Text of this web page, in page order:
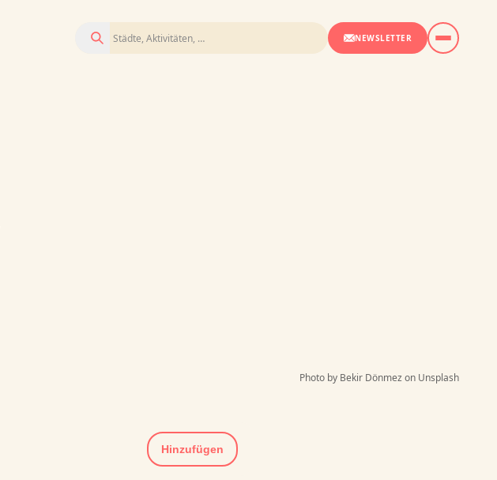
Suchen NEWSLETTER
Photo by Bekir Dönmez on Unsplash
Hinzufügen